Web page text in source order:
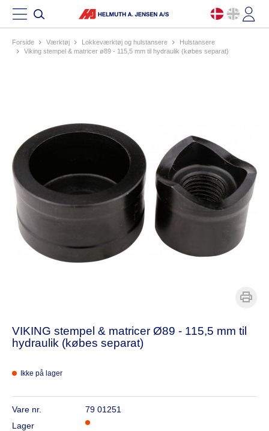
Forside værktøj lokkeværktøj og hulstansere
hulstansere
viking stempel & matricer ø89 - 115,5 mm til hydraulik (købes separat)
VIKING stempel & matricer Ø89 - 115,5 mm til
hydraulik (købes separat)
Ikke på lager
Vare nr.
79 01251
Lager